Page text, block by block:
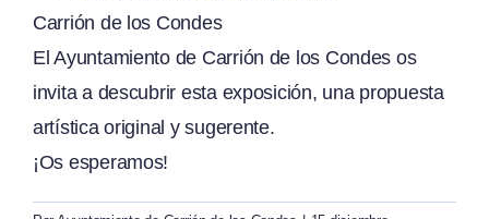
Carrión de los Condes
El Ayuntamiento de Carrión de los Condes os
invita a descubrir esta exposición, una propuesta
artística original y sugerente.
¡Os esperamos!